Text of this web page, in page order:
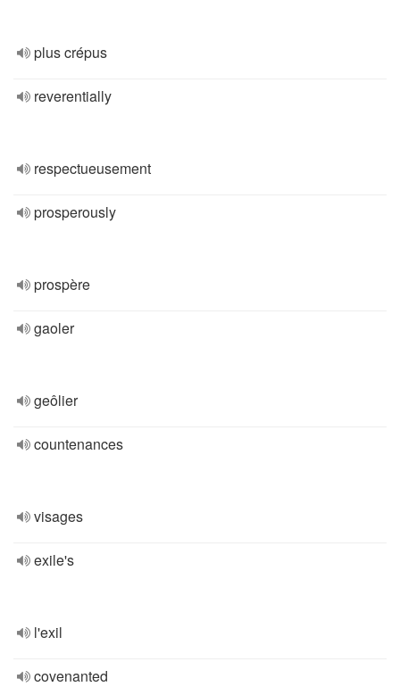
plus crépus
reverentially
respectueusement
prosperously
prospère
gaoler
geôlier
countenances
visages
exile's
l'exil
covenanted